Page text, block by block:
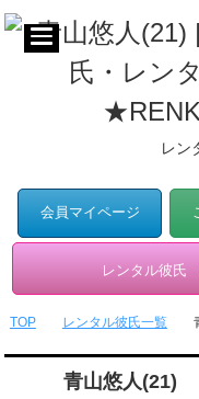
レン
会員マイページ
レンタル彼氏
TOP レンタル彼氏一覧
青山悠人(21)